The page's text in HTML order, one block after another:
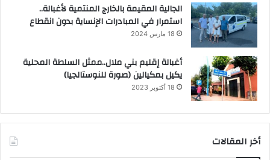
الجالية المقيمة بالخارج المنتمية لأغبالة..
استمرار في المبادرات الإنساية بدون انقطاع
18 مارس 2024
أغبالة إقليم بني ملال..ممثل السلطة المحلية
يكيل بمكيالين (صورة للنوستالجيا)
18 أكتوبر 2023
أخر المقالات